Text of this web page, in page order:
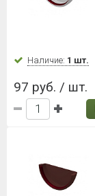
Наличие: 1 шт.
97 руб. / шт.